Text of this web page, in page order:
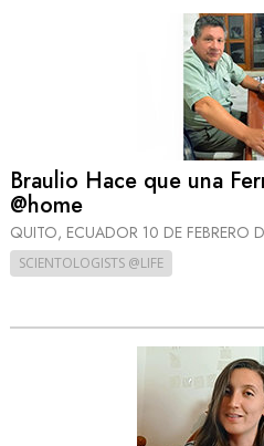
Braulio Hace que una
@home
QUITO, ECUADOR 10 DE FEBRERO
SCIENTOLOGISTS @LIFE